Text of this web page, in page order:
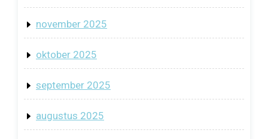
november 2025
oktober 2025
september 2025
augustus 2025